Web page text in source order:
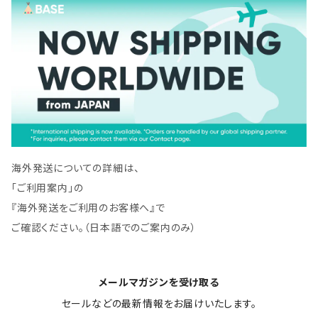
海外発送についての詳細は、
「ご利用案内」の
『海外発送をご利用のお客様へ』で
ご確認ください。（日本語でのご案内のみ）
メールマガジンを受け取る
セールなどの最新情報をお届けいたします。